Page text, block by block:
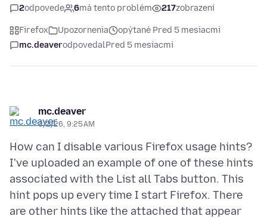
2odpovede 6má tento problém 217zobrazení
Firefox Upozornenia
opýtané Pred 5 mesiacmi
mc.deaverodpovedalPred 5 mesiacmi
mc.deaver
3/2/26, 9:25 AM
How can I disable various Firefox usage hints?
I've uploaded an example of one of these hints
associated with the List all Tabs button. This
hint pops up every time I start Firefox. There
are other hints like the attached that appear